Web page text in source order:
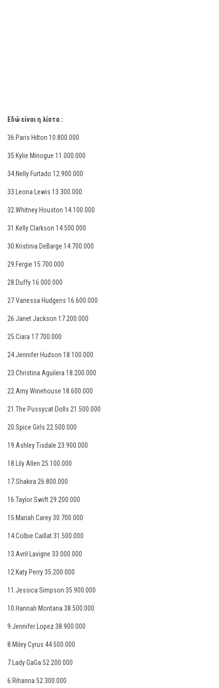
Εδώ είναι η λίστα :
36.Paris Hilton 10.800.000
35.Kylie Minogue 11.000.000
34.Nelly Furtado 12.900.000
33.Leona Lewis 13.300.000
32.Whitney Houston 14.100.000
31.Κelly Clarkson 14.500.000
30.Kristinia DeBarge 14.700.000
29.Fergie 15.700.000
28.Duffy 16.000.000
27.Vanessa Hudgens 16.600.000
26.Janet Jackson 17.200.000
25.Ciara 17.700.000
24.Jennifer Hudson 18.100.000
23.Christina Aguilera 18.200.000
22.Amy Winehouse 18.600.000
21.The Pussycat Dolls 21.500.000
20.Spice Girls 22.500.000
19.Ashley Tisdale 23.900.000
18.Lily Allen 25.100.000
17.Shakira 26.800.000
16.Taylor Swift 29.200.000
15.Mariah Carey 30.700.000
14.Colbie Caillat 31.500.000
13.Avril Lavigne 33.000.000
12.Katy Perry 35.200.000
11.Jessica Simpson 35.900.000
10.Hannah Montana 38.500.000
9.Jennifer Lopez 38.900.000
8.Miley Cyrus 44.500.000
7.Lady GaGa 52.200.000
6.Rihanna 52.300.000